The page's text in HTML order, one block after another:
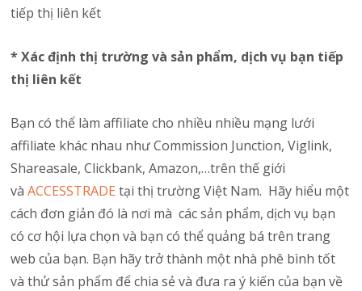
tiếp thị liên kết
* Xác định thị trường và sản phẩm, dịch vụ bạn tiếp
thị liên kết
Bạn có thể làm affiliate cho nhiều nhiều mạng lưới
affiliate khác nhau như Commission Junction, Viglink,
Shareasale, Clickbank, Amazon,…trên thế giới
vàACCESSTRADE tại thị trường Việt Nam. Hãy hiểu một
cách đơn giản đó là nơi mà các sản phẩm, dịch vụ bạn
có cơ hội lựa chọn và bạn có thể quảng bá trên trang
web của bạn. Bạn hãy trở thành một nhà phê bình tốt
và thử sản phẩm để chia sẻ và đưa ra ý kiến của bạn về